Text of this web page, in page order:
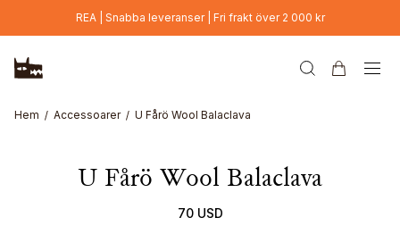
Hoppa till huvudinnehållREA | Snabba leveranser | Fri frakt över 2 000 kr
Hem Accessoarer U Fårö Wool Balaclava
U Fårö Wool Balaclava
70 USD